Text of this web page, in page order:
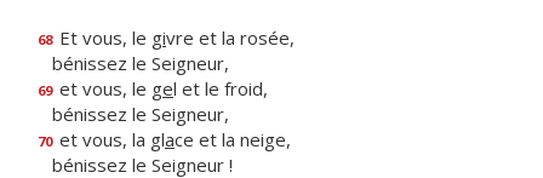
68 Et vous, le givre et la rosée,
bénissez le Seigneur,
69 et vous, le gel et le froid,
bénissez le Seigneur,
70 et vous, la glace et la neige,
bénissez le Seigneur !